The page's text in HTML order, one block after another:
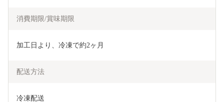
消費期限/賞味期限
加工日より、冷凍で約2ヶ月
配送方法
冷凍配送